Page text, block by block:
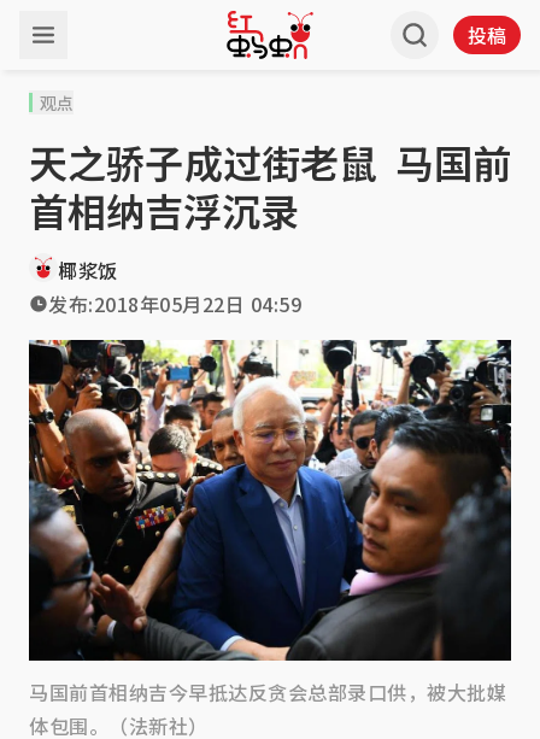
投稿
观点
天之骄子成过街老鼠 马国前
首相纳吉浮沉录
椰浆饭
发布:2018年05月22日 04:59
马国前首相纳吉今早抵达反贪会总部录口供，被大批媒
体包围。（法新社）